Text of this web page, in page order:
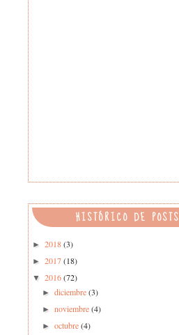
HISTÓRICO DE POSTS
► 2018(3)
► 2017(18)
▼ 2016(72)
►diciembre(3)
►noviembre(4)
►octubre(4)